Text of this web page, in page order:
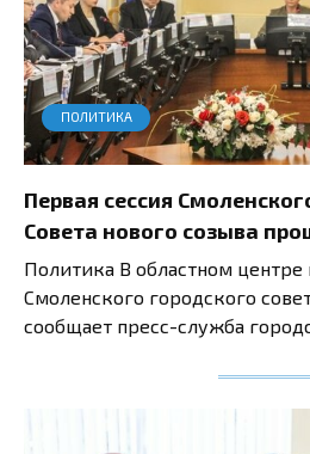
ПОЛИТИКА
Первая сессия
Совета нового созыва
Политика В областном центре
Смоленского городского
сообщает пресс-служба